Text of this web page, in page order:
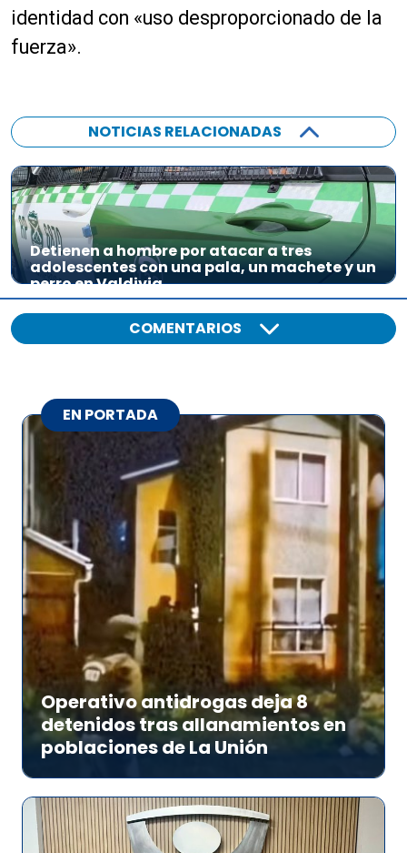
o
identidad con «uso desproporcionado de la
fuerza».
NOTICIAS RELACIONADAS
Detienen a hombre por atacar a tres
adolescentes con una pala, un machete y un
perro en Valdivia
COMENTARIOS
EN PORTADA
Operativo antidrogas deja 8
detenidos tras allanamientos en
poblaciones de La Unión